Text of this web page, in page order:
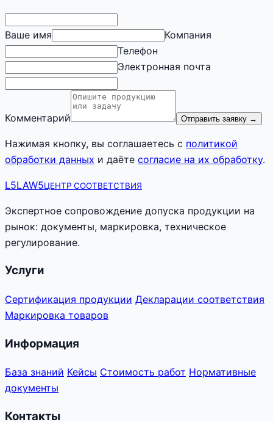
Ваше имя
Компания
Телефон
Электронная почта
Комментарий Отправить заявку →
Нажимая кнопку, вы соглашаетесь с политикой
обработки данных и даёте согласие на их обработку.
L5LAW5ЦЕНТР СООТВЕТСТВИЯ
Экспертное сопровождение допуска продукции на
рынок: документы, маркировка, техническое
регулирование.
Услуги
Сертификация продукции Декларации соответствия
Маркировка товаров
Информация
База знаний Кейсы Стоимость работ Нормативные
документы
Контакты